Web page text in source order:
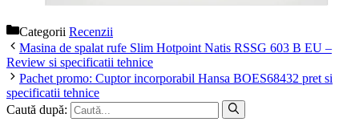
Categorii Recenzii
Masina de spalat rufe Slim Hotpoint Natis RSSG 603 B EU –
Review si specificatii tehnice
Pachet promo: Cuptor incorporabil Hansa BOES68432 pret si
specificatii tehnice
Caută după: